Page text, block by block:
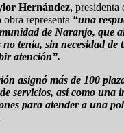
Hernández, presidenta
obra representa “una
de Naranjo, que
tenía, sin necesidad de
atención”.
asignó más de 100
servicios, así como una
para atender a una